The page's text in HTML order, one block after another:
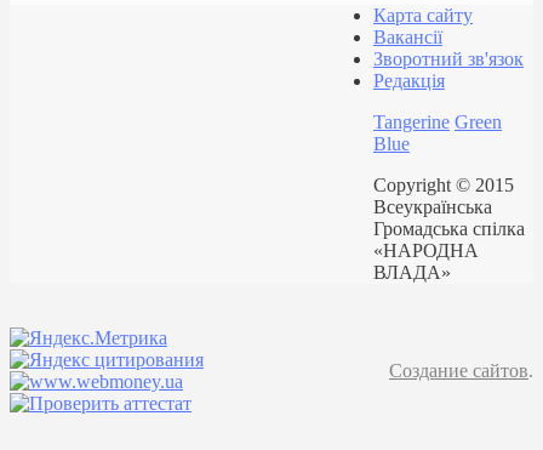
Карта сайту
Вакансії
Зворотний зв'язок
Редакція
Tangerine Green
Blue
Copyright © 2015
Всеукраїнська
Громадська спілка
«НАРОДНА
ВЛАДА»
Создание сайтов.